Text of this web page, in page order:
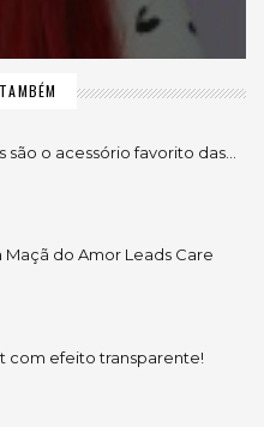
são o acessório favorito das…
Maçã do Amor Leads Care
com efeito transparente!